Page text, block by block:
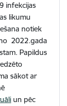
infekcijas
likumu
notiek
2022.gada
Papildus
sākot ar
un pēc